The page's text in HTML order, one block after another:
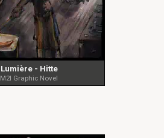
Lumière - Hitte
M2I Graphic Novel